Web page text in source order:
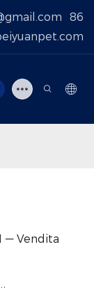
86
— Vendita